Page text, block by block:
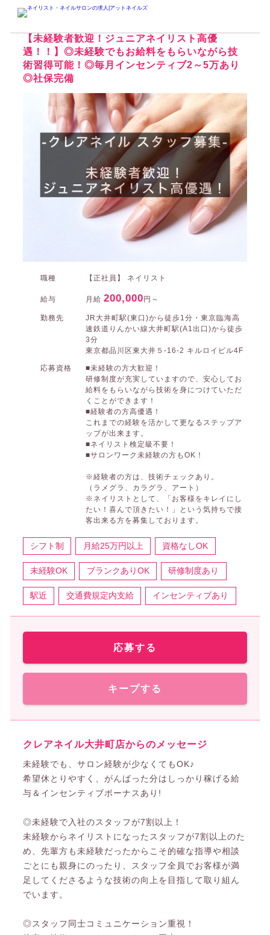
ネイリスト・ネイルサロンの求人アットネイルズ
【未経験者歓迎！ジュニアネイリスト高優
遇！！】◎未経験でもお給料をもらいながら技
術習得可能！◎毎月インセンティブ2～5万あり
◎社保完備
職種 【正社員】 ネイリスト
給与 月給 200,000円～
勤務先
JR大井町駅(東口)から徒歩1分・東京臨海高
速鉄道りんかい線大井町駅(A1出口)から徒歩
3分
東京都品川区東大井５-16-2 キルロイビル4F
応募資格
■未経験の方大歓迎！
研修制度が充実していますので、安心してお
給料をもらいながら技術を身につけていただ
くことができます！
■経験者の方高優遇！
これまでの経験を活かして更なるステップア
ップが出来ます。
■ネイリスト検定級不要！
■サロンワーク未経験の方もOK！
※経験者の方は、技術チェックあり。
（ラメグラ、カラグラ、アート）
※ネイリストとして、「お客様をキレイにし
たい！喜んで頂きたい！」という気持ちで接
客出来る方を募集しております。
シフト制 月給25万円以上 資格なしOK
未経験OK ブランクありOK 研修制度あり
駅近 交通費規定内支給 インセンティブあり
応募する
キープする
クレアネイル大井町店からのメッセージ
未経験でも、サロン経験が少なくてもOK♪
希望休とりやすく、がんばった分はしっかり稼げる給
与＆インセンティブボーナスあり!
◎未経験で入社のスタッフが7割以上！
未経験からネイリストになったスタッフが7割以上のた
め、先輩方も未経験だったからこそ的確な指導や相談
ごとにも親身にのったり、スタッフ全員でお客様が満
足してくださるような技術の向上を目指して取り組ん
でいます。
◎スタッフ同士コミュニケーション重視！